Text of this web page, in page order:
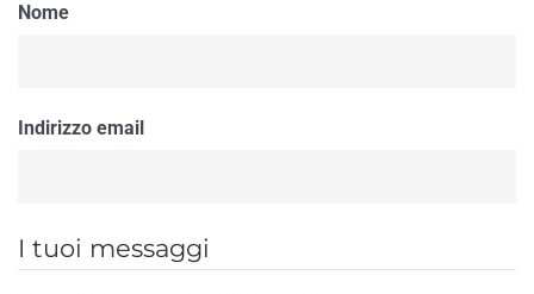
Nome
Indirizzo email
I tuoi messaggi